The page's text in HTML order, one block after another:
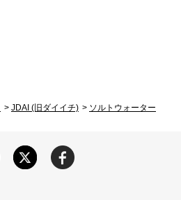
> JDAI (旧ダイイチ) > ソルトウォーター